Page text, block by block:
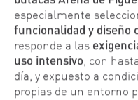
especialmente
funcionalidad y diseño
responde a las
uso intensivo , con
día, y expuesto a
propias de un entorno